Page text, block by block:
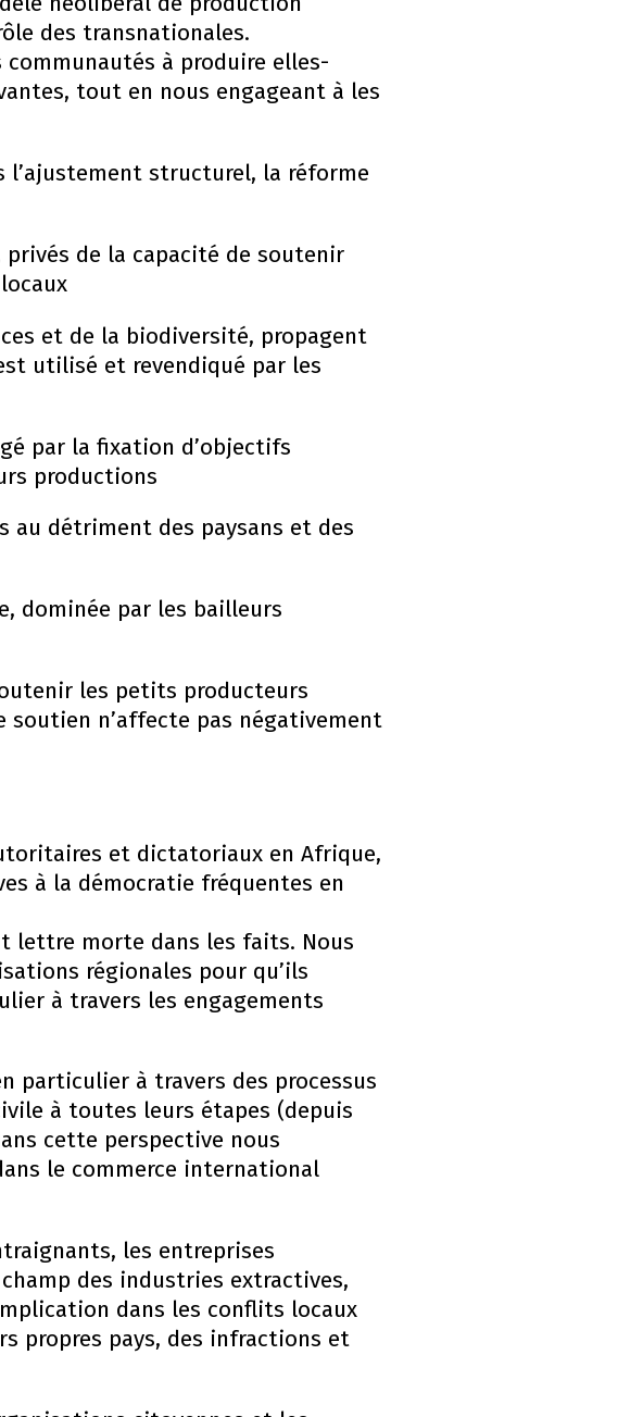
des transnationales.
à produire elles-
tout en nous engageant à les
l’ajustement structurel, la réforme
de la capacité de soutenir
et de la biodiversité, propagent
utilisé et revendiqué par les
par la fixation d’objectifs
productions
au détriment des paysans et des
dominée par les bailleurs
les petits producteurs
n’affecte pas négativement
et dictatoriaux en Afrique,
à la démocratie fréquentes en
lettre morte dans les faits. Nous
régionales pour qu’ils
à travers les engagements
particulier à travers des processus
à toutes leurs étapes (depuis
cette perspective nous
le commerce international
les entreprises
des industries extractives,
dans les conflits locaux
propres pays, des infractions et